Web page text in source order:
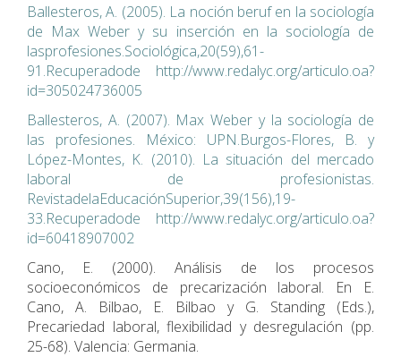
Ballesteros, A. (2005). La noción beruf en la sociología
de Max Weber y su inserción en la sociología de
lasprofesiones.Sociológica,20(59),61-
91.Recuperadode http://www.redalyc.org/articulo.oa?
id=305024736005
Ballesteros, A. (2007). Max Weber y la sociología de
las profesiones. México: UPN.Burgos-Flores, B. y
López-Montes, K. (2010). La situación del mercado
laboral de profesionistas.
RevistadelaEducaciónSuperior,39(156),19-
33.Recuperadode http://www.redalyc.org/articulo.oa?
id=60418907002
Cano, E. (2000). Análisis de los procesos
socioeconómicos de precarización laboral. En E.
Cano, A. Bilbao, E. Bilbao y G. Standing (Eds.),
Precariedad laboral, flexibilidad y desregulación (pp.
25-68). Valencia: Germania.